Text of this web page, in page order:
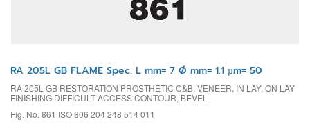
RA 205L GB FLAME Spec. L mm= 7 Ø mm= 1.1 µm= 50
RA 205L GB RESTORATION PROSTHETIC C&B, VENEER, IN LAY, ON LAY
FINISHING DIFFICULT ACCESS CONTOUR, BEVEL
Fig. No. 861 ISO 806 204 248 514 011